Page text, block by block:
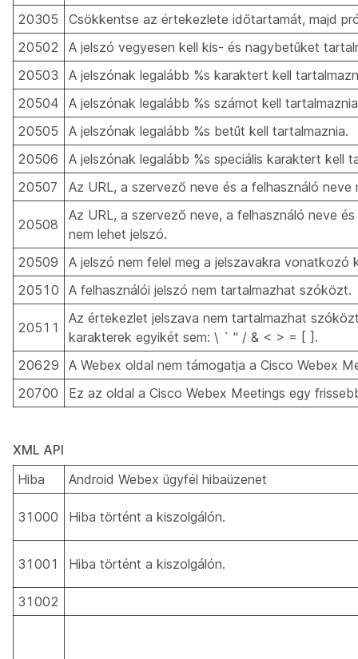
20305
Csökkentse az értekezlete időtartamát, majd
20502
A jelszó vegyesen kell kis- és nagybetűket
20503
A jelszónak legalább %s karaktert kell
20504
A jelszónak legalább %s számot kell
20505
A jelszónak legalább %s betűt kell tartalmaznia.
20506
A jelszónak legalább %s speciális karaktert kell
20507
Az URL, a szervező neve és a felhasználó neve
20508
Az URL, a szervező neve, a felhasználó neve
nem lehet jelszó.
20509
A jelszó nem felel meg a jelszavakra vonatkozó
20510
A felhasználói jelszó nem tartalmazhat szóközt.
20511
Az értekezlet jelszava nem tartalmazhat
karakterek egyikét sem: \ ` " / & < > = [ ].
20629
A Webex oldal nem támogatja a Cisco Webex
20700
Ez az oldal a Cisco Webex Meetings egy
XML API
Hiba
Android Webex ügyfél hibaüzenet
31000 Hiba történt a kiszolgálón.
31001 Hiba történt a kiszolgálón.
31002